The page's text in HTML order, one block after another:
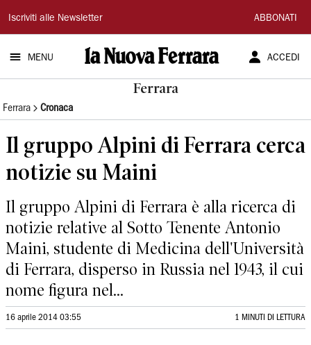
La
Nuova
Ferrara
Iscriviti alle Newsletter ABBONATI
MENU ACCEDI
Ferrara
Ferrara Cronaca
Il gruppo Alpini di Ferrara cerca
notizie su Maini
Il gruppo Alpini di Ferrara è alla ricerca di
notizie relative al Sotto Tenente Antonio
Maini, studente di Medicina dell'Università
di Ferrara, disperso in Russia nel 1943, il cui
nome figura nel...
16 aprile 2014 03:55 1 MINUTI DI LETTURA